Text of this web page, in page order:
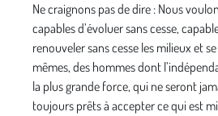
Ne craignons pas de dire : Nous
capables d’évoluer sans cesse,
renouveler sans cesse les milieux et
mêmes, des hommes dont
la plus grande force, qui ne seront
toujours prêts à accepter ce qui est